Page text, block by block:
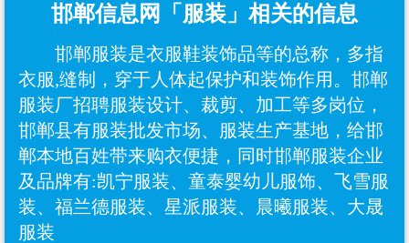
邯郸信息网「服装」相关的信息
邯郸服装是衣服鞋装饰品等的总称，多指
衣服,缝制，穿于人体起保护和装饰作用。邯郸
服装厂招聘服装设计、裁剪、加工等多岗位，
邯郸县有服装批发市场、服装生产基地，给邯
郸本地百姓带来购衣便捷，同时邯郸服装企业
及品牌有:凯宁服装、童泰婴幼儿服饰、飞雪服
装、福兰德服装、星派服装、晨曦服装、大晟
服装